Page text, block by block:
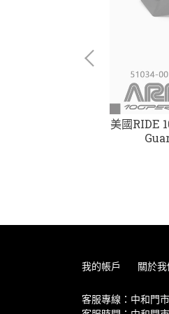
美國RIDE
我的帳戶 關於
客服專線：中和門